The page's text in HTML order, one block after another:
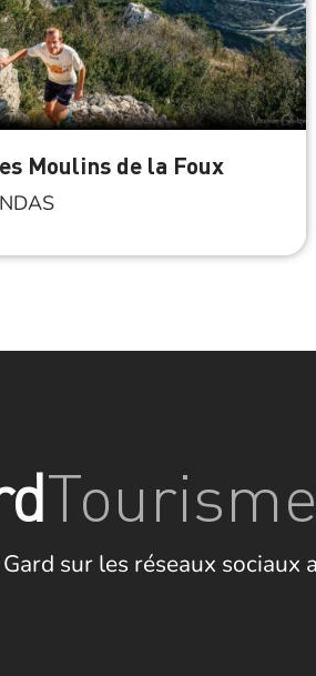
Moulins de la Foux
Tourisme
sur les réseaux sociaux